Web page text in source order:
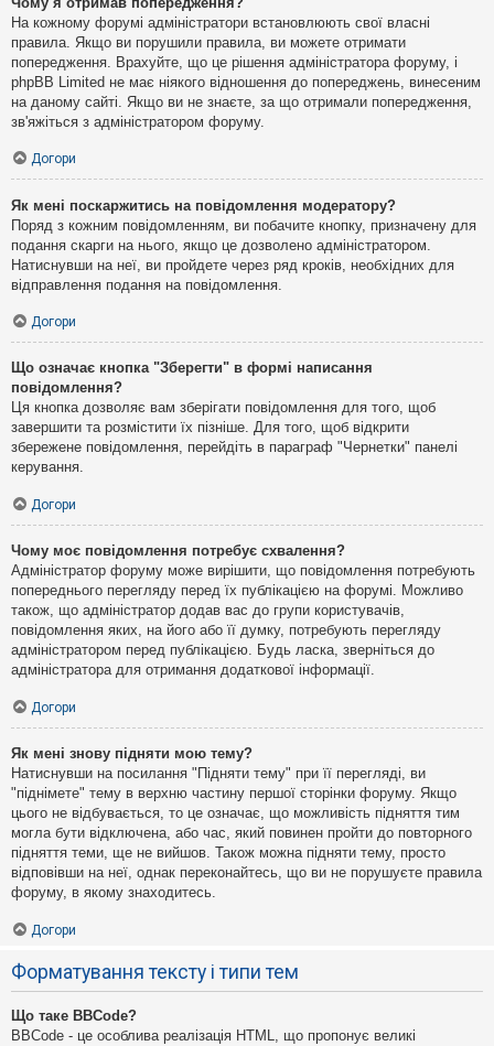
На кожному форумі адміністратори встановлюють свої власні
правила. Якщо ви порушили правила, ви можете отримати
попередження. Врахуйте, що це рішення адміністратора форуму, і
phpBB Limited не має ніякого відношення до попереджень, винесеним
на даному сайті. Якщо ви не знаєте, за що отримали попередження,
зв'яжіться з адміністратором форуму.
Догори
Як мені поскаржитись на повідомлення модератору?
Поряд з кожним повідомленням, ви побачите кнопку, призначену для
подання скарги на нього, якщо це дозволено адміністратором.
Натиснувши на неї, ви пройдете через ряд кроків, необхідних для
відправлення подання на повідомлення.
Догори
Що означає кнопка "Зберегти" в формі написання
повідомлення?
Ця кнопка дозволяє вам зберігати повідомлення для того, щоб
завершити та розмістити їх пізніше. Для того, щоб відкрити
збережене повідомлення, перейдіть в параграф "Чернетки" панелі
керування.
Догори
Чому моє повідомлення потребує схвалення?
Адміністратор форуму може вирішити, що повідомлення потребують
попереднього перегляду перед їх публікацією на форумі. Можливо
також, що адміністратор додав вас до групи користувачів,
повідомлення яких, на його або її думку, потребують перегляду
адміністратором перед публікацією. Будь ласка, зверніться до
адміністратора для отримання додаткової інформації.
Догори
Як мені знову підняти мою тему?
Натиснувши на посилання "Підняти тему" при її перегляді, ви
"піднімете" тему в верхню частину першої сторінки форуму. Якщо
цього не відбувається, то це означає, що можливість підняття тим
могла бути відключена, або час, який повинен пройти до повторного
підняття теми, ще не вийшов. Також можна підняти тему, просто
відповівши на неї, однак переконайтесь, що ви не порушуєте правила
форуму, в якому знаходитесь.
Догори
Форматування тексту і типи тем
Що таке BBCode?
BBCode - це особлива реалізація HTML, що пропонує великі